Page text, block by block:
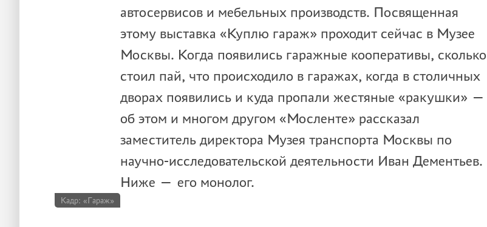
автосервисов и мебельных производств. Посвященная
этому выставка «Куплю гараж» проходит сейчас в Музее
Москвы. Когда появились гаражные кооперативы, сколько
стоил пай, что происходило в гаражах, когда в столичных
дворах появились и куда пропали жестяные «ракушки» —
об этом и многом другом «Мосленте» рассказал
заместитель директора Музея транспорта Москвы по
научно-исследовательской деятельности Иван Дементьев.
Ниже — его монолог.
Кадр: «Гараж»